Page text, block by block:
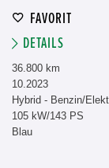
FAVORIT
DETAILS
36.800 km
10.2023
Hybrid - Benzin/
105 kW/143 PS
Blau